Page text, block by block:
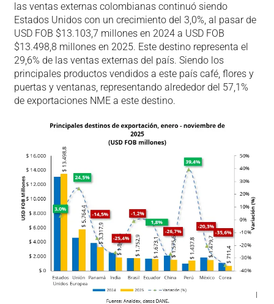
las ventas externas colombianas continuó siendo
Estados Unidos con un crecimiento del 3,0%, al pasar de
USD FOB $13.103,7 millones en 2024 a USD FOB
$13.498,8 millones en 2025. Este destino representa el
29,6% de las ventas externas del país. Siendo los
principales productos vendidos a este país café, flores y
puertas y ventanas, representando alrededor del 57,1%
de exportaciones NME a este destino.